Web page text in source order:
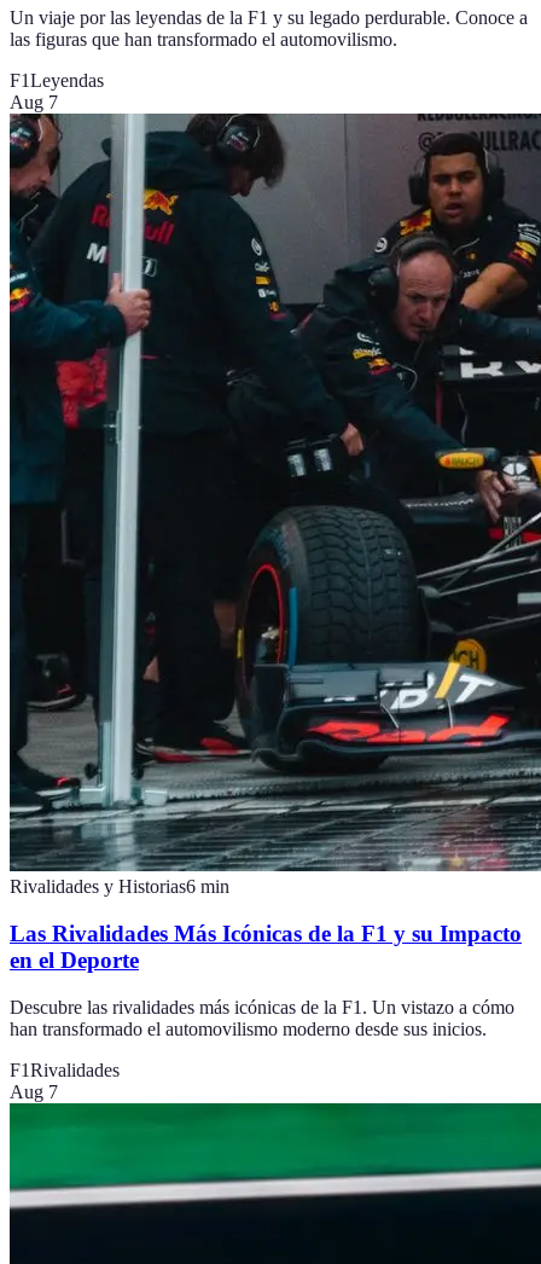
Un viaje por las leyendas de la F1 y su legado perdurable. Conoce a
las figuras que han transformado el automovilismo.
F1Leyendas
Aug 7
Rivalidades y Historias6 min
Las Rivalidades Más Icónicas de la F1 y su Impacto
en el Deporte
Descubre las rivalidades más icónicas de la F1. Un vistazo a cómo
han transformado el automovilismo moderno desde sus inicios.
F1Rivalidades
Aug 7